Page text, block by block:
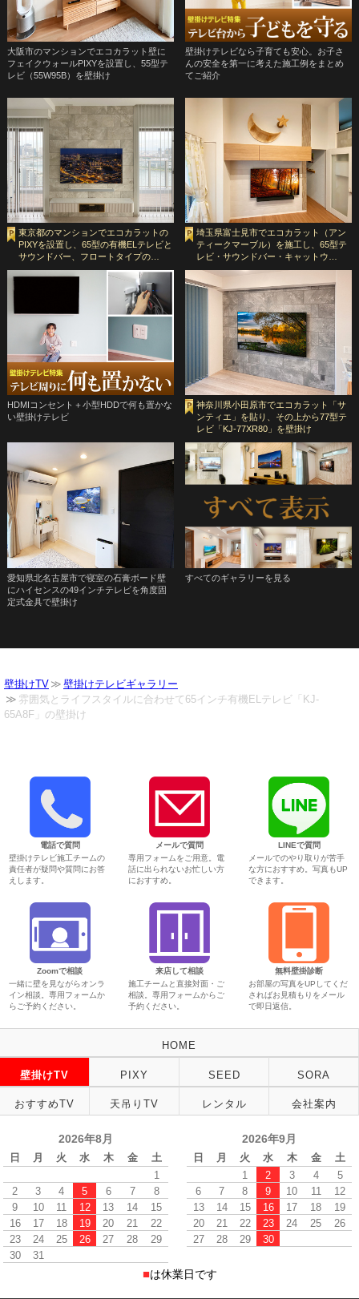
大阪市のマンションでエコカラット壁に
フェイクウォールPIXYを設置し、55型テ
レビ（55W95B）を壁掛け
壁掛けテレビなら子育ても安心。お子さ
んの安全を第一に考えた施工例をまとめ
てご紹介
東京都のマンションでエコカラットの
PIXYを設置し、65型の有機ELテレビと
サウンドバー、フロートタイプの…
埼玉県富士見市でエコカラット（アン
ティークマーブル）を施工し、65型テ
レビ・サウンドバー・キャットウ…
HDMIコンセント＋小型HDDで何も置かな
い壁掛けテレビ
神奈川県小田原市でエコカラット「サ
ンティエ」を貼り、その上から77型テ
レビ「KJ-77XR80」を壁掛け
愛知県北名古屋市で寝室の石膏ボード壁
にハイセンスの49インチテレビを角度固
定式金具で壁掛け
すべてのギャラリーを見る
壁掛けTV
壁掛けテレビギャラリー
雰囲気とライフスタイルに合わせて65インチ有機ELテレビ「KJ-
65A8F」の壁掛け
電話で質問
壁掛けテレビ施工チームの
責任者が疑問や質問にお答
えします。
メールで質問
専用フォームをご用意。電
話に出られないお忙しい方
におすすめ。
LINEで質問
メールでのやり取りが苦手
な方におすすめ。写真もUP
できます。
Zoomで相談
一緒に壁を見ながらオンラ
イン相談。専用フォームか
らご予約ください。
来店して相談
施工チームと直接対面・ご
相談。専用フォームからご
予約ください。
無料壁掛診断
お部屋の写真をUPしてくだ
さればお見積もりをメール
で即日返信。
HOME
壁掛けTV PIXY SEED SORA
おすすめTV 天吊りTV レンタル 会社案内
2026年8月
日 月 火 水 木 金
土
1
2
3 4 5 6 7
8
9
10 11 12 13 14
15
16
17 18 19 20 21
22
23
24 25 26 27 28
29
30
31
2026年9月
日 月 火 水 木 金
土
1
2 3 4
5
6
7 8 9 10 11
12
13
14 15 16 17 18
19
20
21 22 23 24 25
26
27
28 29 30
■は休業日です